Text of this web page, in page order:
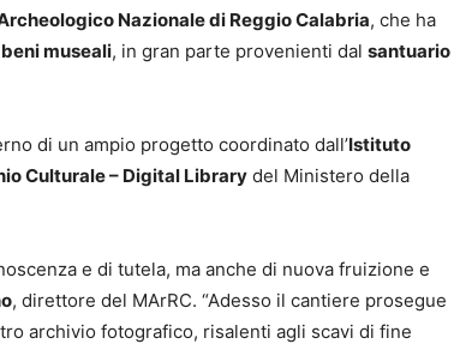
Nazionale di Reggio Calabria, che ha
museali, in gran parte provenienti dal santuario
di un ampio progetto coordinato dall’Istituto
Culturale – Digital Library del Ministero della
e di tutela, ma anche di nuova fruizione e
, direttore del MArRC. “Adesso il cantiere prosegue
archivio fotografico, risalenti agli scavi di fine